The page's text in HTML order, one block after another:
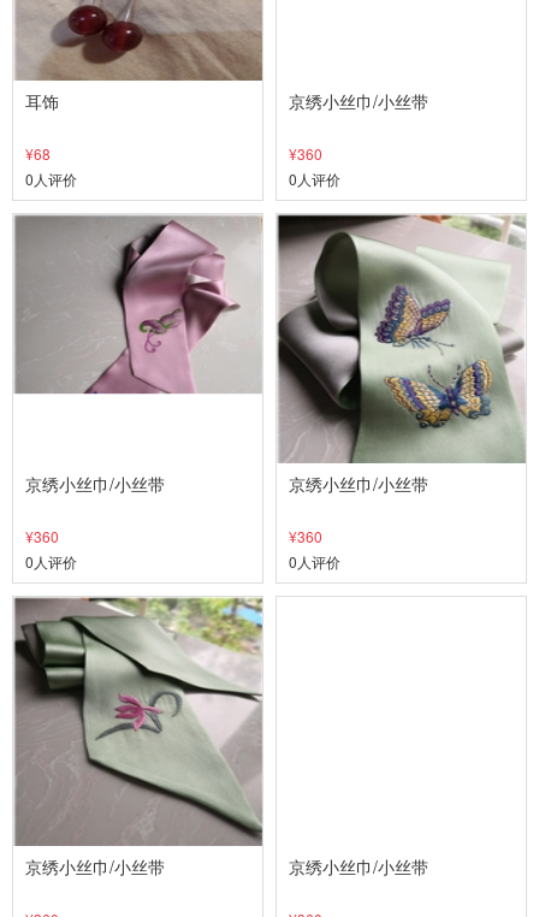
耳饰
¥68
0人评价
京绣小丝巾/小丝带
¥360
0人评价
京绣小丝巾/小丝带
¥360
0人评价
京绣小丝巾/小丝带
¥360
0人评价
京绣小丝巾/小丝带 京绣小丝巾/小丝带